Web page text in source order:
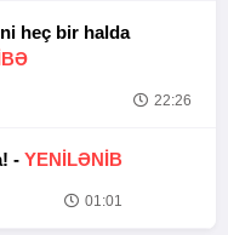
heç bir halda
22:26
- YENİLƏNİB
01:01